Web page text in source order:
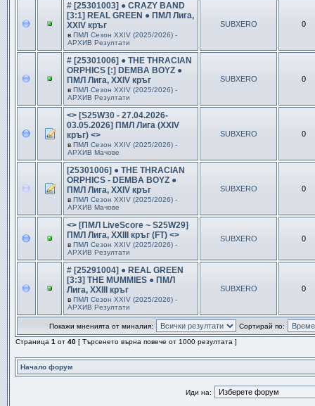
# [25301003] ● CRAZY BAND
[3:1] REAL GREEN ● ПМЛ Лига,
XXIV кръг
в ПМЛ Сезон ХXIV (2025/2026) -
АРХИВ Резултати
SUBXERO 0
# [25301006] ● THE THRACIAN
ORPHICS [:] DEMBA BOYZ ●
ПМЛ Лига, XXIV кръг
в ПМЛ Сезон ХXIV (2025/2026) -
АРХИВ Резултати
SUBXERO 0
<> [S25W30 - 27.04.2026-
03.05.2026] ПМЛ Лига (XXIV
кръг) <>
в ПМЛ Сезон ХXIV (2025/2026) -
АРХИВ Мачове
SUBXERO 0
[25301006] ● THE THRACIAN
ORPHICS - DEMBA BOYZ ●
ПМЛ Лига, XXIV кръг
в ПМЛ Сезон ХXIV (2025/2026) -
АРХИВ Мачове
SUBXERO 0
<> [ПМЛ LiveScore ~ S25W29]
ПМЛ Лига, XXIII кръг (FT) <>
в ПМЛ Сезон ХXIV (2025/2026) -
АРХИВ Резултати
SUBXERO 0
# [25291004] ● REAL GREEN
[3:3] THE MUMMIES ● ПМЛ
Лига, XXIII кръг
в ПМЛ Сезон ХXIV (2025/2026) -
АРХИВ Резултати
SUBXERO 0
Покажи мненията от миналия:
Сортирай по:
Страница 1 от 40 [ Търсенето върна повече от 1000 резултата ]
Начало форум
Иди на: